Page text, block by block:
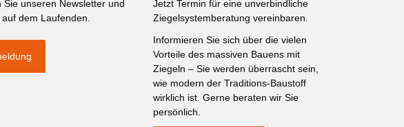
Sie unseren Newsletter und
dem Laufenden.
Jetzt Termin für eine unverbindliche
Ziegelsystemberatung vereinbaren.
Informieren Sie sich über die vielen
Vorteile des massiven Bauens mit
Ziegeln – Sie werden überrascht sein,
wie modern der Traditions-Baustoff
wirklich ist. Gerne beraten wir Sie
persönlich.